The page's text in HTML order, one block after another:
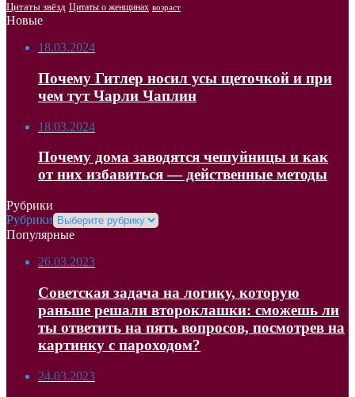
Цитаты звёзд Цитаты о женщинах возраст
Новые
18.03.2024
Почему Гитлер носил усы щеточкой и при
чем тут Чарли Чаплин
18.03.2024
Почему дома заводятся чешуйницы и как
от них избавиться — действенные методы
Рубрики
Рубрики
Популярные
26.03.2023
Советская задача на логику, которую
раньше решали второклашки: сможешь ли
ты ответить на пять вопросов, посмотрев на
картинку с пароходом?
24.03.2023